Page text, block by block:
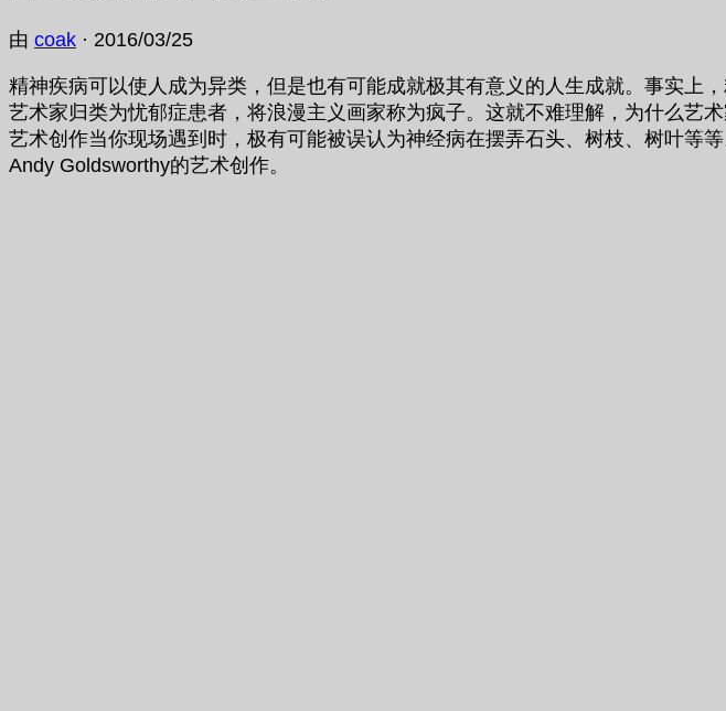
由 coak · 2016/03/25
精神疾病可以使人成为异类，但是也有可能成就极其有意义的人生成就。事实上
艺术家归类为忧郁症患者，将浪漫主义画家称为疯子。这就不难理解，为什么艺
艺术创作当你现场遇到时，极有可能被误认为神经病在摆弄石头、树枝、树叶等
Andy Goldsworthy的艺术创作。